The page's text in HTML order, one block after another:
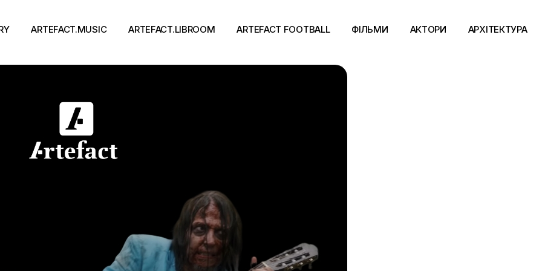
ARTEFACT.MUSIC
Концерти
ARTEFACT.LIBROOM ARTEFACT FOOTBALL ФІЛЬМИ АКТОРИ АРХІТЕКТУРА